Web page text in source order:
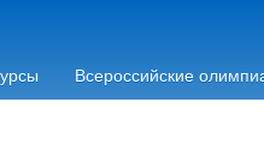
Всероссийские